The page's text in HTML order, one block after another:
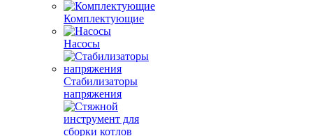
Комплектующие
Насосы
Стабилизаторы
напряжения